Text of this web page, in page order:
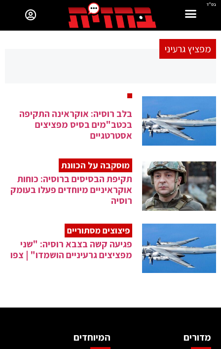
בס"ד
מפציץ גרעיני
בלב רוסיה: אוקראינה התקיפה
בכטב"מים בסיס מפציצים
אסטרטגיים
מוסקבה על הכוונת
תקיפת הבסיסים ברוסיה: כוחות
אוקראיניים מיוחדים פעלו בעומק
רוסיה
פיצוצים מסתוריים
פגיעה קשה בצבא רוסיה: "שני
מפציצים גרעיניים הושמדו" | צפו
מדורים המיוחדים